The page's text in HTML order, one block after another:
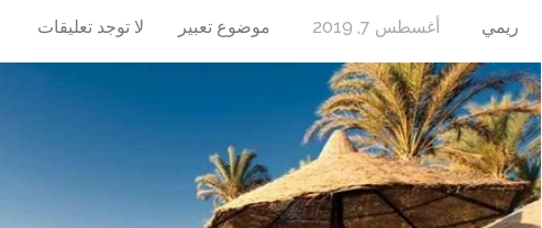
ريمي أغسطس 7, 2019 موضوع تعبير لا توجد تعليقات